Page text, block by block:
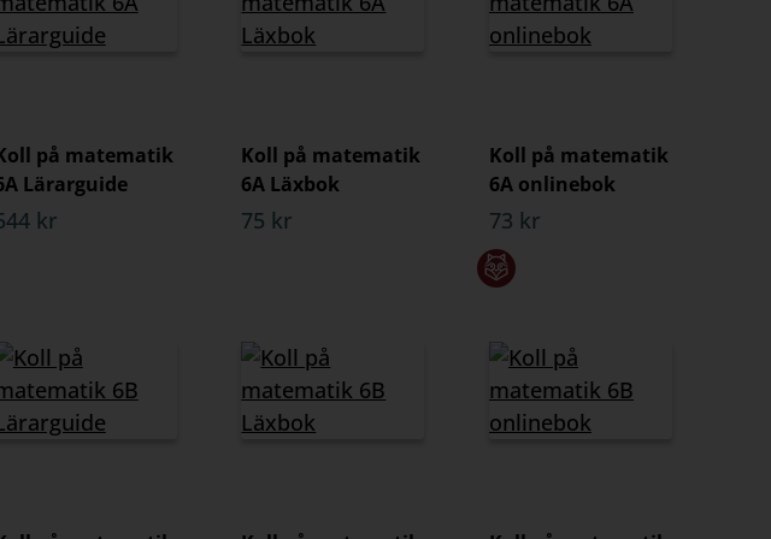
på matematik
Lärarguide
kr
Koll på matematik
6A Läxbok
75 kr
Koll på matematik
6A onlinebok
73 kr